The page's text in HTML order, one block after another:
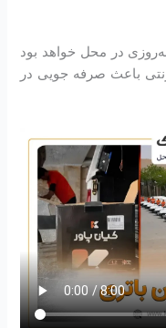
در محل خواهد بود
باعث صرفه جویی در